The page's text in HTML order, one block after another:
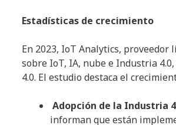
Estadísticas de crecimiento
En 2023, IoT Analytics,
sobre IoT, IA, nube e Industria
4.0. El estudio destaca el
Adopción de la Industria
informan que están